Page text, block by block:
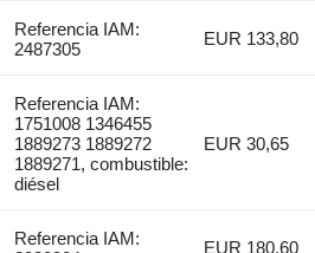
Referencia IAM:
2487305
EUR 133,80
Referencia IAM:
1751008 1346455
1889273 1889272
1889271, combustible:
diésel
EUR 30,65
Referencia IAM:
EUR 180,60